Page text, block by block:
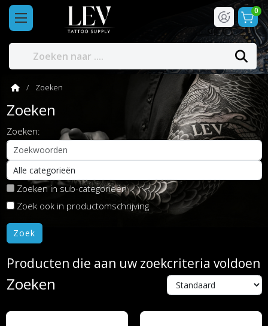
0
Zoeken
Zoeken
Zoeken:
Zoeken in sub-categorieën
Zoek ook in productomschrijving
Producten die aan uw zoekcriteria voldoen
Zoeken